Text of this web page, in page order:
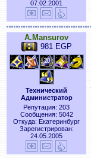
07.02.2001
A.Mansurov
981 EGP
Технический
Администратор
Репутация: 203
Сообщения: 5042
Откуда: Екатеринбург
Зарегистрирован:
24.05.2005